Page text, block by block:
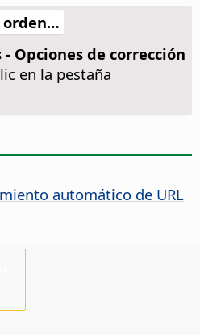
orden…
- Opciones de corrección
en la pestaña
automático de URL